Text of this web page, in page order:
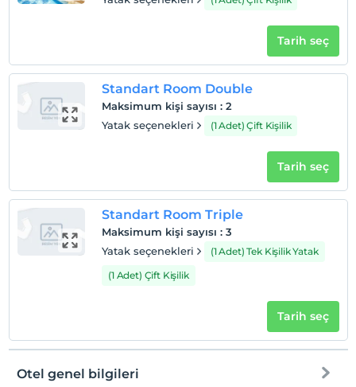
Çocuklar
2 yaşına kadar olan bebekler ücretsizdir.
Her bir oda için 9 yaşına kadar 1 çocuk ücretsizdir
Tarih seç
Standart Room Double
Maksimum kişi sayısı : 2
Yatak seçenekleri
(1 Adet) Çift Kişilik
Tarih seç
Standart Room Triple
Maksimum kişi sayısı : 3
Yatak seçenekleri
(1 Adet) Tek Kişilik Yatak
(1 Adet) Çift Kişilik
Tarih seç
Otel genel bilgileri